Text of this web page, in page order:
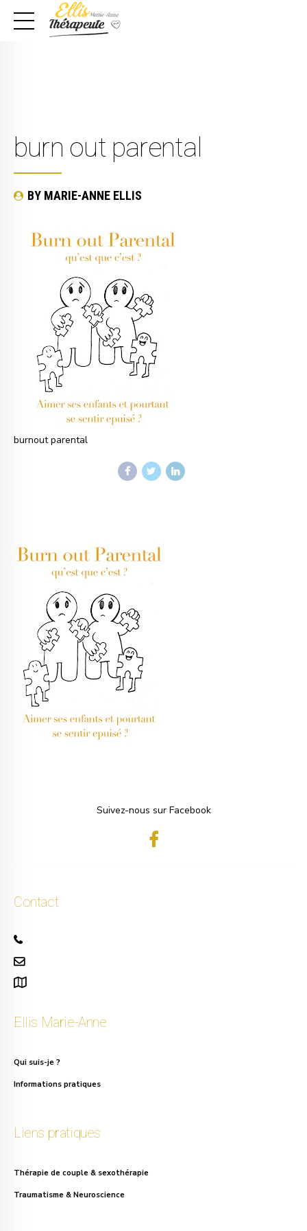
burn out parental
BY MARIE-ANNE ELLIS
burnout parental
Suivez-nous sur Facebook
Contact
Ellis Marie-Anne
Qui suis-je ?
Informations pratiques
Liens pratiques
Thérapie de couple & sexothérapie
Traumatisme & Neuroscience